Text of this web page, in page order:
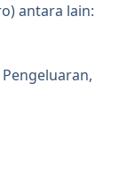
antara lain: